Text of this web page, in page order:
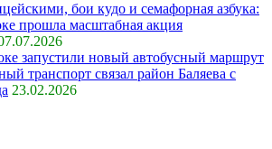
бои кудо и семафорная азбука:
прошла масштабная акция
запустили новый автобусный маршрут
транспорт связал район Баляева с
23.02.2026